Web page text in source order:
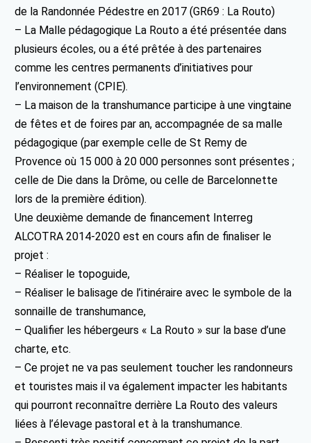
de la Randonnée Pédestre en 2017 (GR69 : La Routo)
– La Malle pédagogique La Routo a été présentée dans
plusieurs écoles, ou a été prêtée à des partenaires
comme les centres permanents d’initiatives pour
l’environnement (CPIE).
– La maison de la transhumance participe à une vingtaine
de fêtes et de foires par an, accompagnée de sa malle
pédagogique (par exemple celle de St Remy de
Provence où 15 000 à 20 000 personnes sont présentes ;
celle de Die dans la Drôme, ou celle de Barcelonnette
lors de la première édition).
Une deuxième demande de financement Interreg
ALCOTRA 2014-2020 est en cours afin de finaliser le
projet :
– Réaliser le topoguide,
– Réaliser le balisage de l’itinéraire avec le symbole de la
sonnaille de transhumance,
– Qualifier les hébergeurs « La Routo » sur la base d’une
charte, etc.
– Ce projet ne va pas seulement toucher les randonneurs
et touristes mais il va également impacter les habitants
qui pourront reconnaître derrière La Routo des valeurs
liées à l’élevage pastoral et à la transhumance.